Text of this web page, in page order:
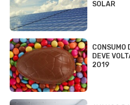
SOLAR
CONSUMO
DEVE
2019